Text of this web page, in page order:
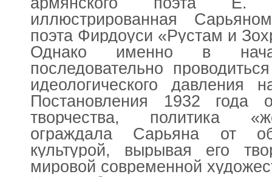
иллюстрированная
поэта Фирдоуси «Рустам и
Однако именно в
последовательно
идеологического давления
Постановления 1932 года
творчества, политика
ограждала Сарьяна от
культурой, вырывая его
мировой современной